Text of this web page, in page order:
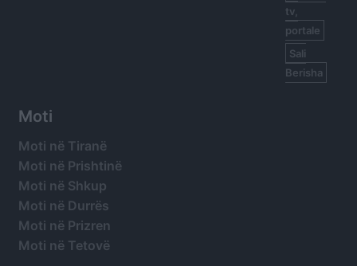
tv,
portale
Sali
Berisha
Moti
Moti në Tiranë
Moti në Prishtinë
Moti në Shkup
Moti në Durrës
Moti në Prizren
Moti në Tetovë